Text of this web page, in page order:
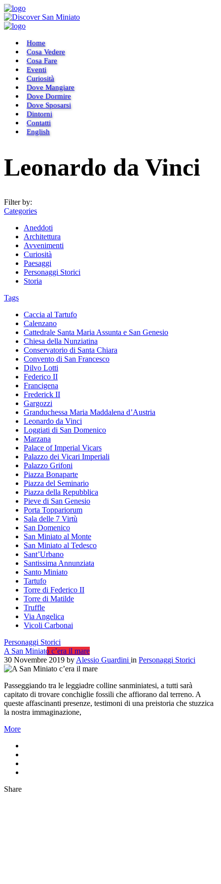
Home
Cosa Vedere
Cosa Fare
Eventi
Curiosità
Dove Mangiare
Dove Dormire
Dove Sposarsi
Dintorni
Contatti
English
Leonardo da Vinci
Filter by:
Categories
Aneddoti
Architettura
Avvenimenti
Curiosità
Paesaggi
Personaggi Storici
Storia
Tags
Caccia al Tartufo
Calenzano
Cattedrale Santa Maria Assunta e San Genesio
Chiesa della Nunziatina
Conservatorio di Santa Chiara
Convento di San Francesco
Dilvo Lotti
Federico II
Francigena
Frederick II
Gargozzi
Granduchessa Maria Maddalena d’Austria
Leonardo da Vinci
Loggiati di San Domenico
Marzana
Palace of Imperial Vicars
Palazzo dei Vicari Imperiali
Palazzo Grifoni
Piazza Bonaparte
Piazza del Seminario
Piazza della Repubblica
Pieve di San Genesio
Porta Toppariorum
Sala delle 7 Virtù
San Domenico
San Miniato al Monte
San Miniato al Tedesco
Sant’Urbano
Santissima Annunziata
Santo Miniato
Tartufo
Torre di Federico II
Torre di Matilde
Truffle
Via Angelica
Vicoli Carbonai
Personaggi Storici
A San Miniato c’era il mare
30 Novembre 2019 by Alessio Guardini in Personaggi Storici
Passeggiando tra le leggiadre colline sanminiatesi, a tutti sarà
capitato di trovare conchiglie fossili che affiorano dal terreno. A
queste affascinanti presenze, testimoni di una preistoria che stuzzica
la nostra immaginazione,
More
Share